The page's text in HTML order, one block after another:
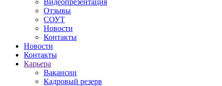
Видеопрезентация
Отзывы
СОУТ
Новости
Контакты
Новости
Контакты
Карьера
Вакансии
Кадровый резерв